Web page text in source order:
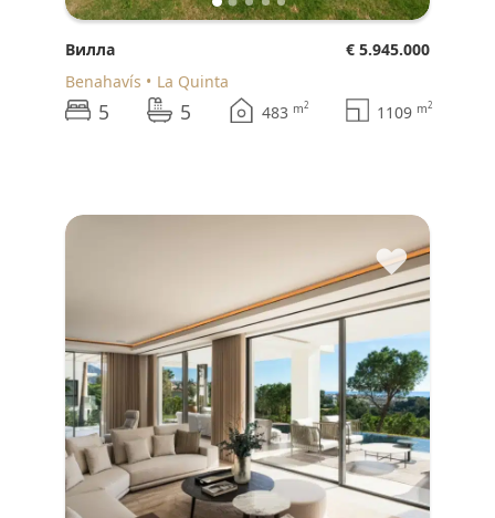
Вилла
€ 5.945.000
Benahavís
La Quinta
5 5 483 m2 1109 m2
♥